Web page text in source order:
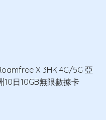
X 3HK 4G/5G 亞
10日10GB無限數據卡